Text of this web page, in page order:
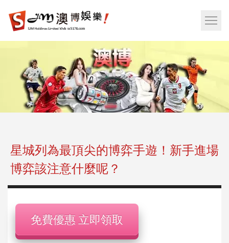
娛
樂
樂|
樂
透
彩
網
站
星城列為最頂尖的博弈手遊！新手進場
博弈該注意什麼呢？
免費優惠 立即領取